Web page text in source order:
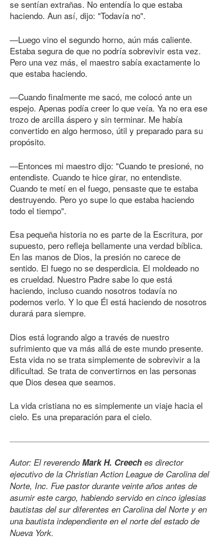
se sentían extrañas. No entendía lo que estaba
haciendo. Aun así, dijo: "Todavía no".
—Luego vino el segundo horno, aún más caliente.
Estaba segura de que no podría sobrevivir esta vez.
Pero una vez más, el maestro sabía exactamente lo
que estaba haciendo.
—Cuando finalmente me sacó, me colocó ante un
espejo. Apenas podía creer lo que veía. Ya no era ese
trozo de arcilla áspero y sin terminar. Me había
convertido en algo hermoso, útil y preparado para su
propósito.
—Entonces mi maestro dijo: "Cuando te presioné, no
entendiste. Cuando te hice girar, no entendiste.
Cuando te metí en el fuego, pensaste que te estaba
destruyendo. Pero yo supe lo que estaba haciendo
todo el tiempo".
Esa pequeña historia no es parte de la Escritura, por
supuesto, pero refleja bellamente una verdad bíblica.
En las manos de Dios, la presión no carece de
sentido. El fuego no se desperdicia. El moldeado no
es crueldad. Nuestro Padre sabe lo que está
haciendo, incluso cuando nosotros todavía no
podemos verlo. Y lo que Él está haciendo de nosotros
durará para siempre.
Dios está logrando algo a través de nuestro
sufrimiento que va más allá de este mundo presente.
Esta vida no se trata simplemente de sobrevivir a la
dificultad. Se trata de convertirnos en las personas
que Dios desea que seamos.
La vida cristiana no es simplemente un viaje hacia el
cielo. Es una preparación para el cielo.
Autor: El reverendo Mark H. Creech es director
ejecutivo de la Christian Action League de Carolina del
Norte, Inc. Fue pastor durante veinte años antes de
asumir este cargo, habiendo servido en cinco iglesias
bautistas del sur diferentes en Carolina del Norte y en
una bautista independiente en el norte del estado de
Nueva York.